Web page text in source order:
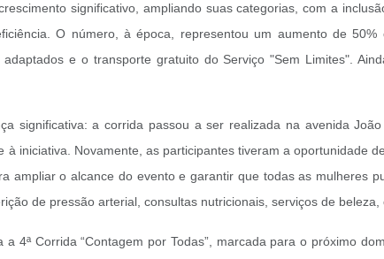
significativo, ampliando suas categorias, com a
O número, à época, representou um aumento de
e o transporte gratuito do Serviço "Sem Limites".
significativa: a corrida passou a ser realizada na avenida
iniciativa. Novamente, as participantes tiveram a oportunidade
ampliar o alcance do evento e garantir que todas as mulheres
de pressão arterial, consultas nutricionais, serviços de beleza,
4ª Corrida “Contagem por Todas”, marcada para o próximo